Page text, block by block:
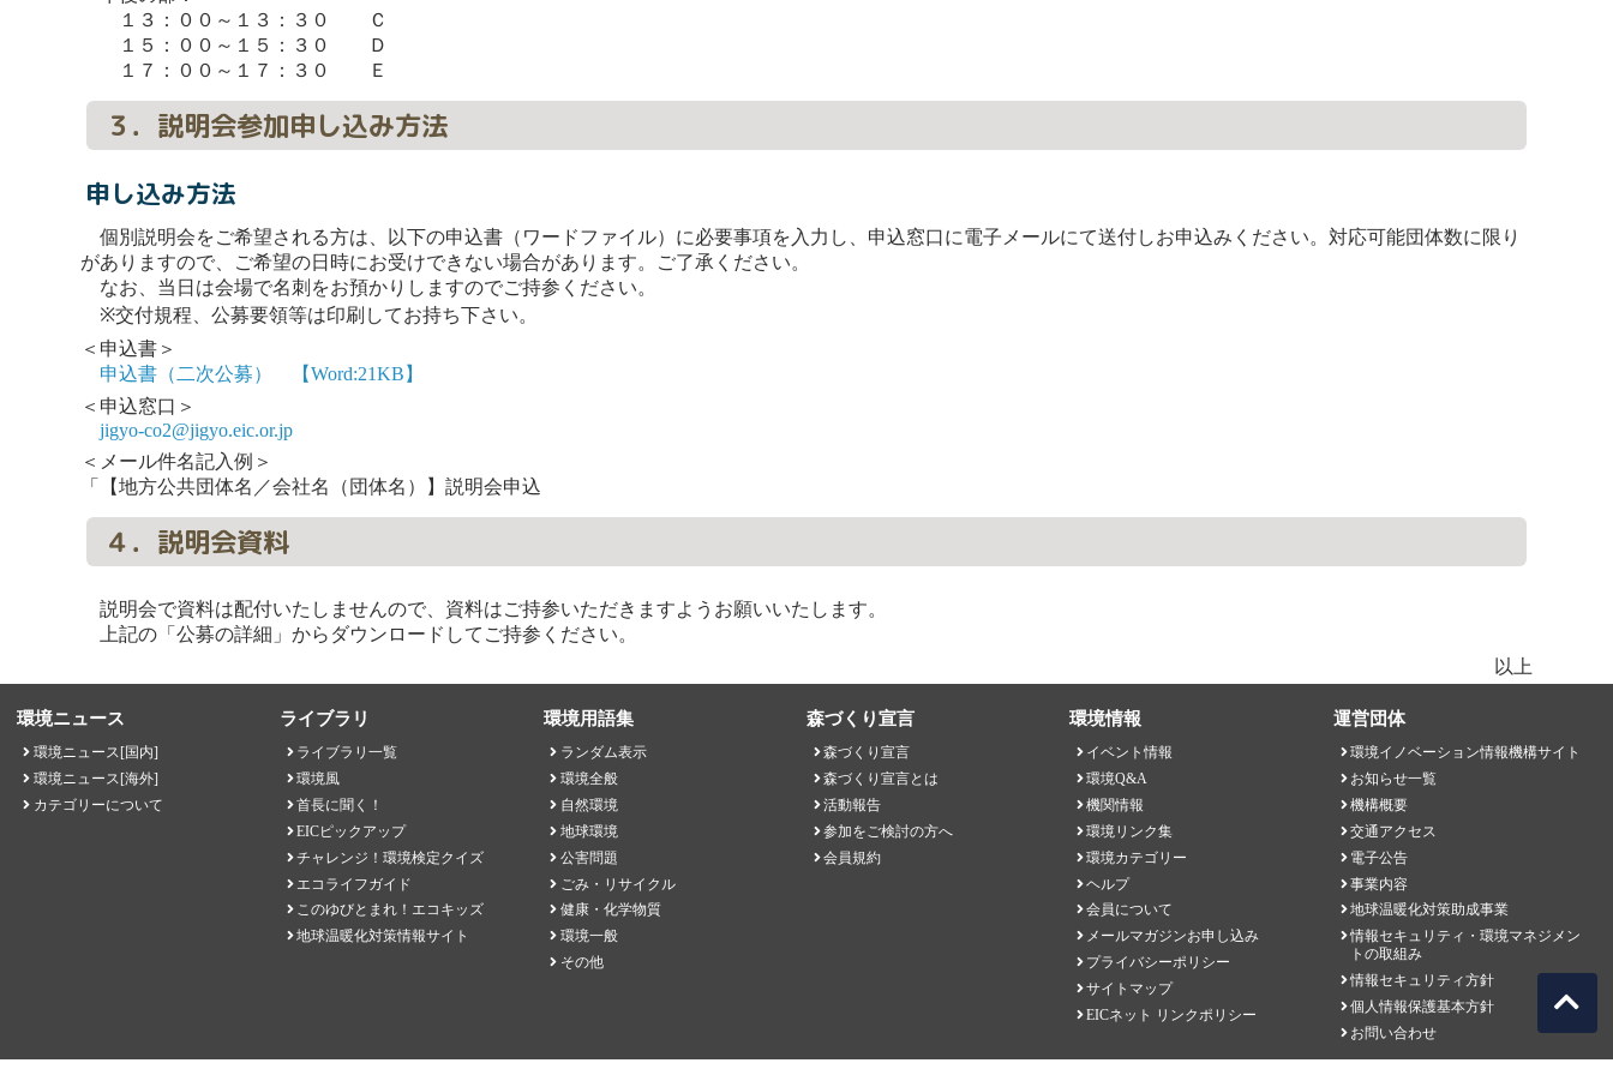
１３：００～１３：３０ Ｃ
１５：００～１５：３０ Ｄ
１７：００～１７：３０ Ｅ
３．説明会参加申し込み方法
申し込み方法
個別説明会をご希望される方は、以下の申込書（ワードファイル）に必要事項を入力し、申込窓口に電子メールにて送付しお申込みください。対応可能団体数に限り
がありますので、ご希望の日時にお受けできない場合があります。ご了承ください。
なお、当日は会場で名刺をお預かりしますのでご持参ください。
※交付規程、公募要領等は印刷してお持ち下さい。
＜申込書＞
申込書（二次公募） 【Word:21KB】
＜申込窓口＞
jigyo-co2@jigyo.eic.or.jp
＜メール件名記入例＞
「【地方公共団体名／会社名（団体名）】説明会申込
４．説明会資料
説明会で資料は配付いたしませんので、資料はご持参いただきますようお願いいたします。
上記の「公募の詳細」からダウンロードしてご持参ください。
以上
環境ニュース
環境ニュース[国内]
環境ニュース[海外]
カテゴリーについて
ライブラリ
ライブラリ一覧
環境風
首長に聞く！
EICピックアップ
チャレンジ！環境検定クイズ
エコライフガイド
このゆびとまれ！エコキッズ
地球温暖化対策情報サイト
環境用語集
ランダム表示
環境全般
自然環境
地球環境
公害問題
ごみ・リサイクル
健康・化学物質
環境一般
その他
森づくり宣言
森づくり宣言
森づくり宣言とは
活動報告
参加をご検討の方へ
会員規約
環境情報
イベント情報
環境Q&A
機関情報
環境リンク集
環境カテゴリー
ヘルプ
会員について
メールマガジンお申し込み
プライバシーポリシー
サイトマップ
EICネット リンクポリシー
運営団体
環境イノベーション情報機構サイト
お知らせ一覧
機構概要
交通アクセス
電子公告
事業内容
地球温暖化対策助成事業
情報セキュリティ・環境マネジメン
トの取組み
情報セキュリティ方針
個人情報保護基本方針
お問い合わせ